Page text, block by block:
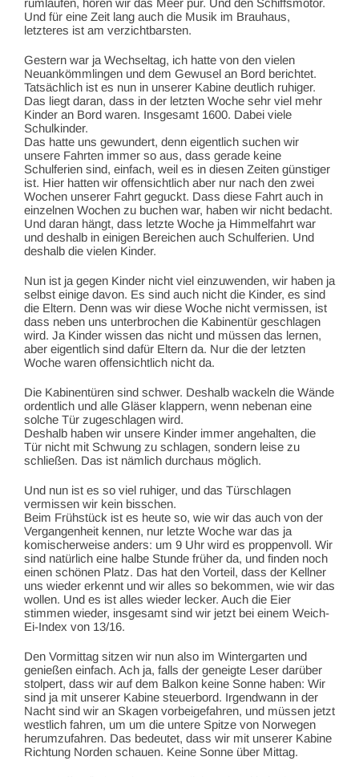
rumlaufen, hören wir das Meer pur. Und den Schiffsmotor.
Und für eine Zeit lang auch die Musik im Brauhaus,
letzteres ist am verzichtbarsten.
Gestern war ja Wechseltag, ich hatte von den vielen
Neuankömmlingen und dem Gewusel an Bord berichtet.
Tatsächlich ist es nun in unserer Kabine deutlich ruhiger.
Das liegt daran, dass in der letzten Woche sehr viel mehr
Kinder an Bord waren. Insgesamt 1600. Dabei viele
Schulkinder.
Das hatte uns gewundert, denn eigentlich suchen wir
unsere Fahrten immer so aus, dass gerade keine
Schulferien sind, einfach, weil es in diesen Zeiten günstiger
ist. Hier hatten wir offensichtlich aber nur nach den zwei
Wochen unserer Fahrt geguckt. Dass diese Fahrt auch in
einzelnen Wochen zu buchen war, haben wir nicht bedacht.
Und daran hängt, dass letzte Woche ja Himmelfahrt war
und deshalb in einigen Bereichen auch Schulferien. Und
deshalb die vielen Kinder.
Nun ist ja gegen Kinder nicht viel einzuwenden, wir haben ja
selbst einige davon. Es sind auch nicht die Kinder, es sind
die Eltern. Denn was wir diese Woche nicht vermissen, ist
dass neben uns unterbrochen die Kabinentür geschlagen
wird. Ja Kinder wissen das nicht und müssen das lernen,
aber eigentlich sind dafür Eltern da. Nur die der letzten
Woche waren offensichtlich nicht da.
Die Kabinentüren sind schwer. Deshalb wackeln die Wände
ordentlich und alle Gläser klappern, wenn nebenan eine
solche Tür zugeschlagen wird.
Deshalb haben wir unsere Kinder immer angehalten, die
Tür nicht mit Schwung zu schlagen, sondern leise zu
schließen. Das ist nämlich durchaus möglich.
Und nun ist es so viel ruhiger, und das Türschlagen
vermissen wir kein bisschen.
Beim Frühstück ist es heute so, wie wir das auch von der
Vergangenheit kennen, nur letzte Woche war das ja
komischerweise anders: um 9 Uhr wird es proppenvoll. Wir
sind natürlich eine halbe Stunde früher da, und finden noch
einen schönen Platz. Das hat den Vorteil, dass der Kellner
uns wieder erkennt und wir alles so bekommen, wie wir das
wollen. Und es ist alles wieder lecker. Auch die Eier
stimmen wieder, insgesamt sind wir jetzt bei einem Weich-
Ei-Index von 13/16.
Den Vormittag sitzen wir nun also im Wintergarten und
genießen einfach. Ach ja, falls der geneigte Leser darüber
stolpert, dass wir auf dem Balkon keine Sonne haben: Wir
sind ja mit unserer Kabine steuerbord. Irgendwann in der
Nacht sind wir an Skagen vorbeigefahren, und müssen jetzt
westlich fahren, um um die untere Spitze von Norwegen
herumzufahren. Das bedeutet, dass wir mit unserer Kabine
Richtung Norden schauen. Keine Sonne über Mittag.